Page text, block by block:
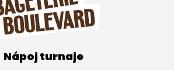
Nápoj turnaje